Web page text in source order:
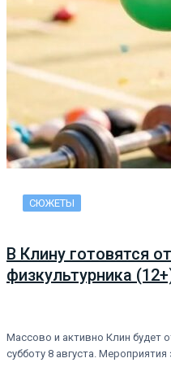
СЮЖЕТЫ
В Клину готовятся
физкультурника
Массово и активно Клин будет
субботу 8 августа.